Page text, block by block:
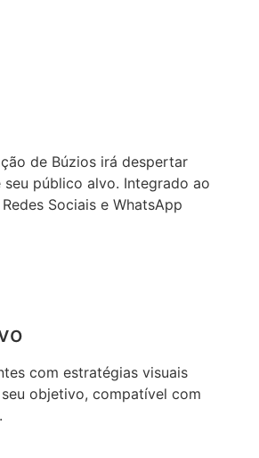
de Búzios irá despertar
público alvo. Integrado ao
Sociais e WhatsApp
com estratégias visuais
objetivo, compatível com